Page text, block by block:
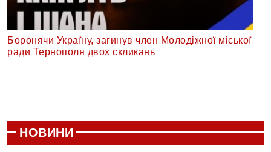
Боронячи Україну, загинув член Молодіжної міської
ради Тернополя двох скликань
НОВИНИ